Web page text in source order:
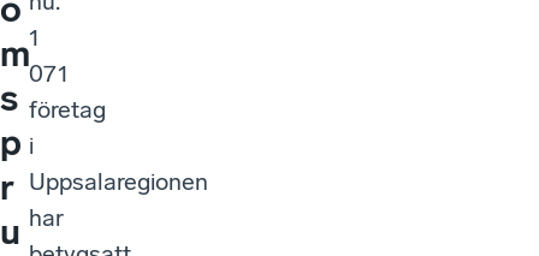
o
m
s
p
r
u
1
071
företag
i
Uppsalaregionen
har